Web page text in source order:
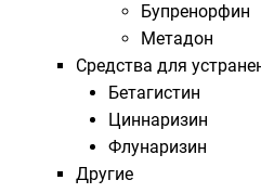
Бупренорфин
Метадон
Средства для
Бетагистин
Циннаризин
Флунаризин
Другие